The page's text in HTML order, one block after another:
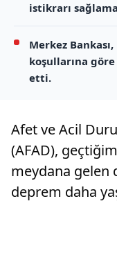
istikrarı
Merkez
koşullarına
etti.
Afet ve Acil
(AFAD),
meydana gelen
deprem daha